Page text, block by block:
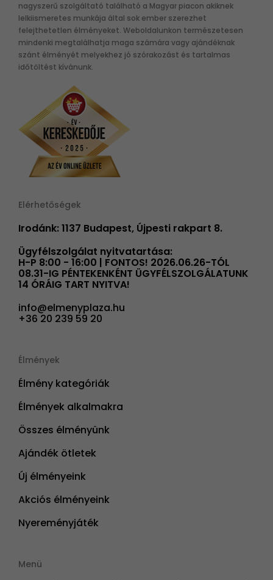
nagyszerű szolgáltató található a Magyar piacon akiknek
lelkiismeretes munkája által sok ember szerezhet
felejthetetlen élményeket. Weboldalunkon természetesen
mindenki megtalálhatja maga számára vagy ajándéknak
szánt élményét melyekhez jó szórakozást és tartalmas
időtöltést kívánunk.
Elérhetőségek
Irodánk: 1137 Budapest, Újpesti rakpart 8.
Ügyfélszolgálat nyitvatartása:
H-P 8:00 - 16:00 | FONTOS! 2026.06.26-TÓL
08.31-IG PÉNTEKENKÉNT ÜGYFÉLSZOLGÁLATUNK
14 ÓRÁIG TART NYITVA!
info@elmenyplaza.hu
+36 20 239 59 20
Élmények
Élmény kategóriák
Élmények alkalmakra
Összes élményünk
Ajándék ötletek
Új élményeink
Akciós élményeink
Nyereményjáték
Menü